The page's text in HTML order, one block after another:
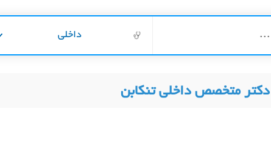
داخلی
متخصص داخلی تنکابن